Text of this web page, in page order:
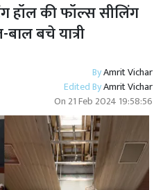
हॉल की फॉल्स सीलिंग
बचे यात्री
ByAmrit Vichar
Edited ByAmrit Vichar
On 21 Feb 2024 19:58:56